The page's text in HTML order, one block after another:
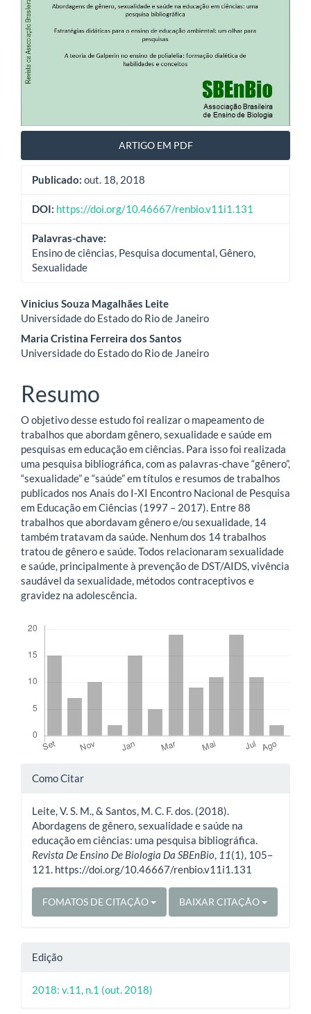
ARTIGO EM PDF
Publicado: out. 18, 2018
DOI: https://doi.org/10.46667/renbio.v11i1.131
Palavras-chave:
Ensino de ciências, Pesquisa documental, Gênero,
Sexualidade
Conteúdo
do
artigo
principal
Vinicius Souza Magalhães Leite
Universidade do Estado do Rio de Janeiro
Maria Cristina Ferreira dos Santos
Universidade do Estado do Rio de Janeiro
Resumo
O objetivo desse estudo foi realizar o mapeamento de
trabalhos que abordam gênero, sexualidade e saúde em
pesquisas em educação em ciências. Para isso foi realizada
uma pesquisa bibliográfica, com as palavras-chave “gênero”,
“sexualidade” e “saúde” em títulos e resumos de trabalhos
publicados nos Anais do I-XI Encontro Nacional de Pesquisa
em Educação em Ciências (1997 – 2017). Entre 88
trabalhos que abordavam gênero e/ou sexualidade, 14
também tratavam da saúde. Nenhum dos 14 trabalhos
tratou de gênero e saúde. Todos relacionaram sexualidade
e saúde, principalmente à prevenção de DST/AIDS, vivência
saudável da sexualidade, métodos contraceptivos e
gravidez na adolescência.
Detalhes
artigo
Como Citar
Leite, V. S. M., & Santos, M. C. F. dos. (2018).
Abordagens de gênero, sexualidade e saúde na
educação em ciências: uma pesquisa bibliográfica.
Revista De Ensino De Biologia Da SBEnBio, 11(1), 105–
121. https://doi.org/10.46667/renbio.v11i1.131
FOMATOS DE CITAÇÃO BAIXAR CITAÇÃO
Edição
2018: v.11, n.1 (out. 2018)